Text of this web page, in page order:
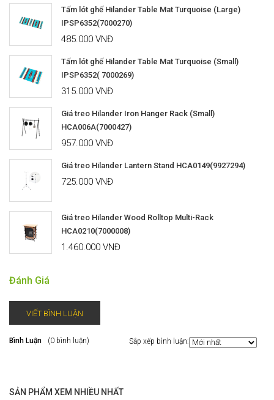
Tấm lót ghế Hilander Table Mat Turquoise (Large)
IPSP6352(7000270)
485.000 VNĐ
Tấm lót ghế Hilander Table Mat Turquoise (Small)
IPSP6352( 7000269)
315.000 VNĐ
Giá treo Hilander Iron Hanger Rack (Small)
HCA006A(7000427)
957.000 VNĐ
Giá treo Hilander Lantern Stand HCA0149(9927294)
725.000 VNĐ
Giá treo Hilander Wood Rolltop Multi-Rack
HCA0210(7000008)
1.460.000 VNĐ
Đánh Giá
VIẾT BÌNH LUẬN
Bình Luận (0 bình luận) Sắp xếp bình luận:
SẢN PHẨM XEM NHIỀU NHẤT